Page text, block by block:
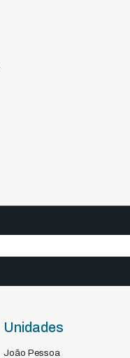
Unidades
João Pessoa